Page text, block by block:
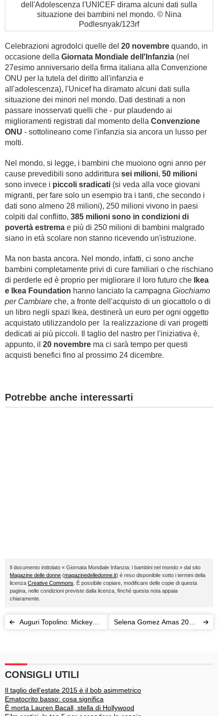
dell'Adolescenza l'UNICEF dirama alcuni dati sulla
situazione dei bambini nel mondo. © Nina
Podlesnyak/123rf
Celebrazioni agrodolci quelle del 20 novembre quando, in
occasione della Giornata Mondiale dell'Infanzia (nel
27esimo anniversario della firma italiana alla Convenzione
ONU per la tutela del diritto all'infanzia e
all'adolescenza), l'Unicef ha diramato alcuni dati sulla
situazione dei minori nel mondo. Dati destinati a non
passare inosservati quelli che - pur plaudendo ai
miglioramenti registrati dal momento della Convenzione
ONU - sottolineano come l'infanzia sia ancora un lusso per
molti.
Nel mondo, si legge, i bambini che muoiono ogni anno per
cause prevedibili sono addirittura sei milioni, 50 milioni
sono invece i piccoli sradicati (si veda alla voce giovani
migranti, per fare solo un esempio tra i tanti, che secondo i
dati sono almeno 28 milioni), 250 milioni vivono in paesi
colpiti dal conflitto, 385 milioni sono in condizioni di
povertà estrema e più di 250 milioni di bambini malgrado
siano in età scolare non stanno ricevendo un'istruzione.
Ma non basta ancora. Nel mondo, infatti, ci sono anche
bambini completamente privi di cure familiari o che rischiano
di perderle ed è proprio per migliorare il loro futuro che
Ikea
e Ikea Foundation hanno lanciato la campagna Giochiamo
per Cambiare che, a fronte dell'acquisto di un giocattolo o di
un libro negli spazi Ikea, destinerà un euro per ogni oggetto
acquistato utilizzandolo per la realizzazione di vari progetti
dedicati ai più piccoli. Il taglio del nastro per l'iniziativa è,
appunto, il 20 novembre ma ci sarà tempo per questi
acquisti benefici fino al prossimo 24 dicembre.
Potrebbe anche interessarti
Il documento intitolato « Giornata Mondiale Infanzia: i bambini nel mondo » dal sito
Magazine delle donne (magazinedelledonne.it) è reso disponibile sotto i termini della
licenza Creative Commons . È possibile copiare, modificare delle copie di questa
pagina, nelle condizioni previste dalla licenza, finché questa nota appaia
chiaramente.
Auguri Topolino: Mickey
Selena Gomez Amas 2016:
CONSIGLI UTILI
Il taglio dell'estate 2015 è il bob asimmetrico
Ematocrito basso: cosa significa
È morta Lauren Bacall, stella di Hollywood